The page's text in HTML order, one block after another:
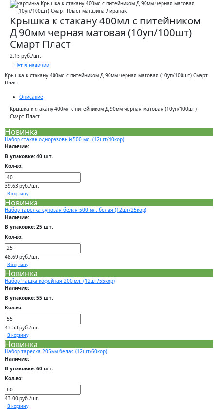
Крышка к стакану 400мл с питейником
Д 90мм черная матовая (10уп/100шт)
Смарт Пласт
2.15 руб./шт.
Нет в наличии
Крышка к стакану 400мл с питейником Д 90мм черная матовая (10уп/100шт) Смарт
Пласт
Описание
Крышка к стакану 400мл с питейником Д 90мм черная матовая (10уп/100шт)
Смарт Пласт
Новинка
Набор стакан одноразовый 500 мл. (12шт/40кор)
Наличие:
В упаковке: 40 шт.
Кол-во:
39.63 руб./шт.
В корзину
Новинка
Набор тарелка суповая белая 500 мл. белая (12шт/25кор)
Наличие:
В упаковке: 25 шт.
Кол-во:
48.69 руб./шт.
В корзину
Новинка
Набор Чашка кофейная 200 мл. (12шт/55кор)
Наличие:
В упаковке: 55 шт.
Кол-во:
43.53 руб./шт.
В корзину
Новинка
Набор тарелка 205мм белая (12шт/60кор)
Наличие:
В упаковке: 60 шт.
Кол-во:
43.00 руб./шт.
В корзину